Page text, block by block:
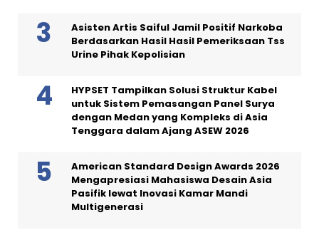
Asisten Artis Saiful Jamil Positif Narkoba
Berdasarkan Hasil Hasil Pemeriksaan Tss
Urine Pihak Kepolisian
HYPSET Tampilkan Solusi Struktur Kabel
untuk Sistem Pemasangan Panel Surya
dengan Medan yang Kompleks di Asia
Tenggara dalam Ajang ASEW 2026
American Standard Design Awards 2026
Mengapresiasi Mahasiswa Desain Asia
Pasifik lewat Inovasi Kamar Mandi
Multigenerasi